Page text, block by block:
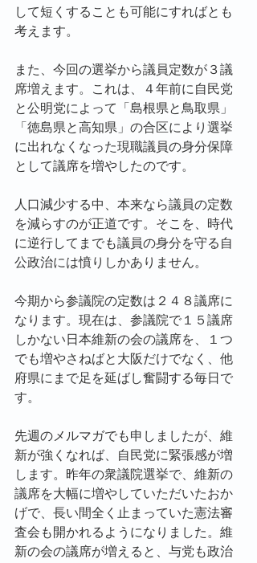
して短くすることも可能にすればとも
考えます。
また、今回の選挙から議員定数が３議
席増えます。これは、４年前に自民党
と公明党によって「島根県と鳥取県」
「徳島県と高知県」の合区により選挙
に出れなくなった現職議員の身分保障
として議席を増やしたのです。
人口減少する中、本来なら議員の定数
を減らすのが正道です。そこを、時代
に逆行してまでも議員の身分を守る自
公政治には憤りしかありません。
今期から参議院の定数は２４８議席に
なります。現在は、参議院で１５議席
しかない日本維新の会の議席を、１つ
でも増やさねばと大阪だけでなく、他
府県にまで足を延ばし奮闘する毎日で
す。
先週のメルマガでも申しましたが、維
新が強くなれば、自民党に緊張感が増
します。昨年の衆議院選挙で、維新の
議席を大幅に増やしていただいたおか
げで、長い間全く止まっていた憲法審
査会も開かれるようになりました。維
新の会の議席が増えると、与党も政治